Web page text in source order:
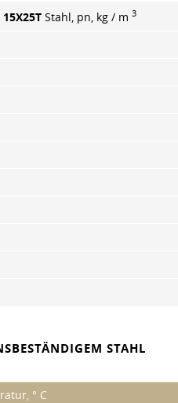
15X25T Stahl, pn, kg / m 3
STAHL
° С